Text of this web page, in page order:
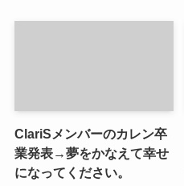
ClariSメンバーのカレン卒
業発表→夢をかなえて幸せ
になってください。